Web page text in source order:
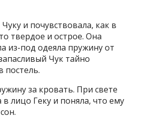
и почувствовала, как в
твердое и острое. Она
из-под одеяла пружину от
Чук тайно
постель.
за кровать. При свете
в лицо Геку и поняла, что ему